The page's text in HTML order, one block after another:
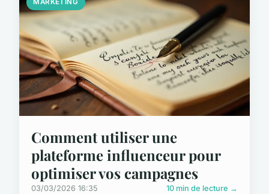
MARKETING
Comment utiliser une
plateforme influenceur pour
optimiser vos campagnes
03/03/2026 16:35 10 min de lecture →